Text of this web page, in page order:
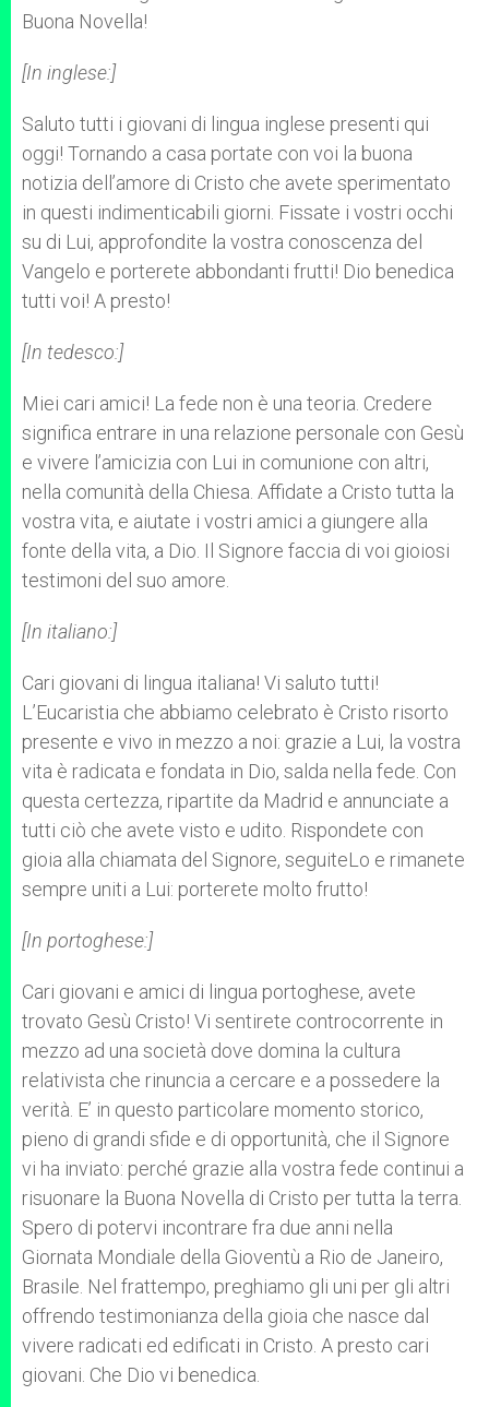
Buona Novella!
[In inglese:]
Saluto tutti i giovani di lingua inglese presenti qui
oggi! Tornando a casa portate con voi la buona
notizia dell’amore di Cristo che avete sperimentato
in questi indimenticabili giorni. Fissate i vostri occhi
su di Lui, approfondite la vostra conoscenza del
Vangelo e porterete abbondanti frutti! Dio benedica
tutti voi! A presto!
[In tedesco:]
Miei cari amici! La fede non è una teoria. Credere
significa entrare in una relazione personale con Gesù
e vivere l’amicizia con Lui in comunione con altri,
nella comunità della Chiesa. Affidate a Cristo tutta la
vostra vita, e aiutate i vostri amici a giungere alla
fonte della vita, a Dio. Il Signore faccia di voi gioiosi
testimoni del suo amore.
[In italiano:]
Cari giovani di lingua italiana! Vi saluto tutti!
L’Eucaristia che abbiamo celebrato è Cristo risorto
presente e vivo in mezzo a noi: grazie a Lui, la vostra
vita è radicata e fondata in Dio, salda nella fede. Con
questa certezza, ripartite da Madrid e annunciate a
tutti ciò che avete visto e udito. Rispondete con
gioia alla chiamata del Signore, seguiteLo e rimanete
sempre uniti a Lui: porterete molto frutto!
[In portoghese:]
Cari giovani e amici di lingua portoghese, avete
trovato Gesù Cristo! Vi sentirete controcorrente in
mezzo ad una società dove domina la cultura
relativista che rinuncia a cercare e a possedere la
verità. E’ in questo particolare momento storico,
pieno di grandi sfide e di opportunità, che il Signore
vi ha inviato: perché grazie alla vostra fede continui a
risuonare la Buona Novella di Cristo per tutta la terra.
Spero di potervi incontrare fra due anni nella
Giornata Mondiale della Gioventù a Rio de Janeiro,
Brasile. Nel frattempo, preghiamo gli uni per gli altri
offrendo testimonianza della gioia che nasce dal
vivere radicati ed edificati in Cristo. A presto cari
giovani. Che Dio vi benedica.